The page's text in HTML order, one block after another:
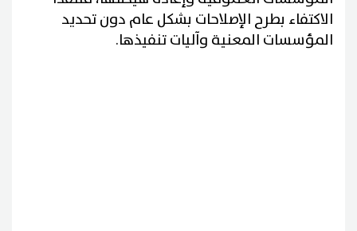
الاكتفاء بطرح الإصلاحات بشكل عام دون تحديد
المؤسسات المعنية وآليات تنفيذها.